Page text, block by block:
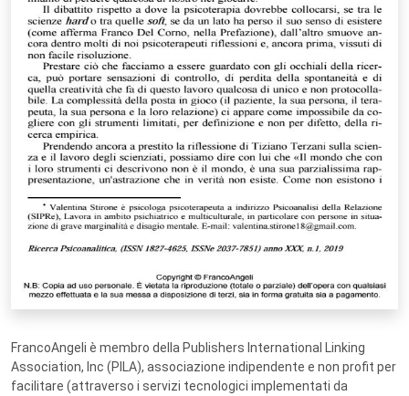
FrancoAngeli è membro della Publishers International Linking
Association, Inc (PILA), associazione indipendente e non profit per
facilitare (attraverso i servizi tecnologici implementati da